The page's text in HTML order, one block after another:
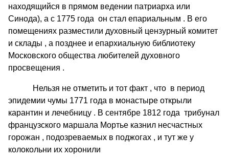
находящийся в прямом ведении патриарха или
Синода), а с 1775 года он стал епариальным . В его
помещениях разместили духовный цензурный комитет
и склады , а позднее и епархиальную библиотеку
Московского общества любителей духовного
просвещения .
Нельзя не отметить и тот факт , что в период
эпидемии чумы 1771 года в монастыре открыли
карантин и лечебницу . В сентябре 1812 года трибунал
французского маршала Мортье казнил несчастных
горожан , подозреваемых в поджогах , и тут же у
колокольни их хоронили